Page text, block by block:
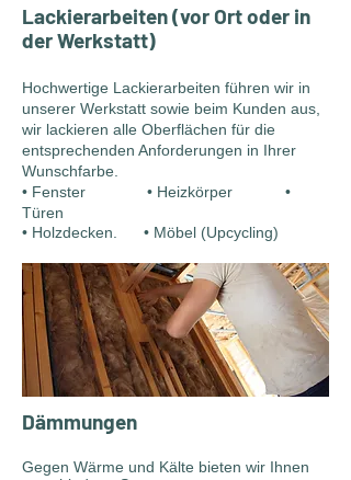
Lackierarbeiten (vor Ort oder in
der Werkstatt)
Hochwertige Lackierarbeiten führen wir in
unserer Werkstatt sowie beim Kunden aus,
wir lackieren alle Oberflächen für die
entsprechenden Anforderungen in Ihrer
Wunschfarbe.
• Fenster • Heizkörper •
Türen
• Holzdecken. • Möbel (Upcycling)
Dämmungen
Gegen Wärme und Kälte bieten wir Ihnen